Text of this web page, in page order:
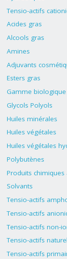
Tensio-actifs
Acides gras
Alcools gras
Amines
Adjuvants
Esters gras
Gamme biologique
Glycols Polyols
Huiles minérales
Huiles végétales
Huiles végétales
Polybutènes
Produits chimiques
Solvants
Tensio-actifs
Tensio-actifs
Tensio-actifs non-
Tensio-actifs
Tensio-actifs